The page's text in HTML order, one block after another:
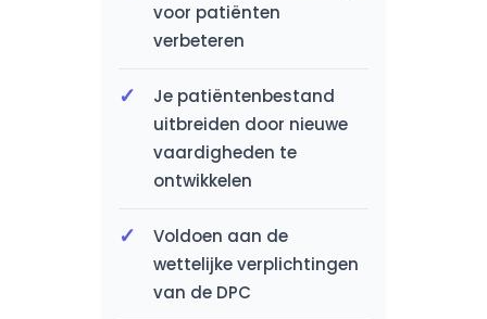
voor patiënten
verbeteren
Je patiëntenbestand
uitbreiden door nieuwe
vaardigheden te
ontwikkelen
Voldoen aan de
wettelijke verplichtingen
van de DPC